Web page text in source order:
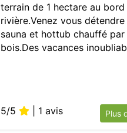
terrain de 1 hectare au
rivière.Venez vous
sauna et hottub chauffé par
bois.Des vacances
5/5 | 1 avis Plus